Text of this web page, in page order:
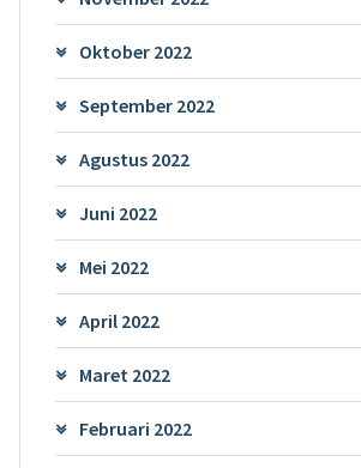
Oktober 2022
September 2022
Agustus 2022
Juni 2022
Mei 2022
April 2022
Maret 2022
Februari 2022